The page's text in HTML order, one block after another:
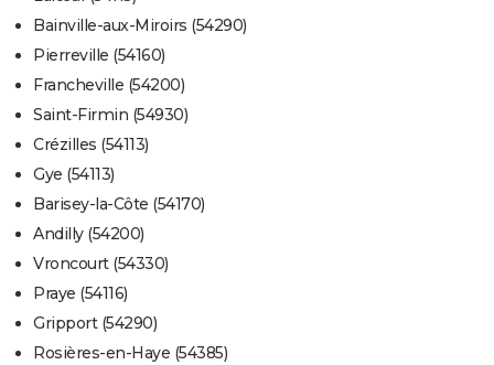
Bainville-aux-Miroirs (54290)
Pierreville (54160)
Francheville (54200)
Saint-Firmin (54930)
Crézilles (54113)
Gye (54113)
Barisey-la-Côte (54170)
Andilly (54200)
Vroncourt (54330)
Praye (54116)
Gripport (54290)
Rosières-en-Haye (54385)